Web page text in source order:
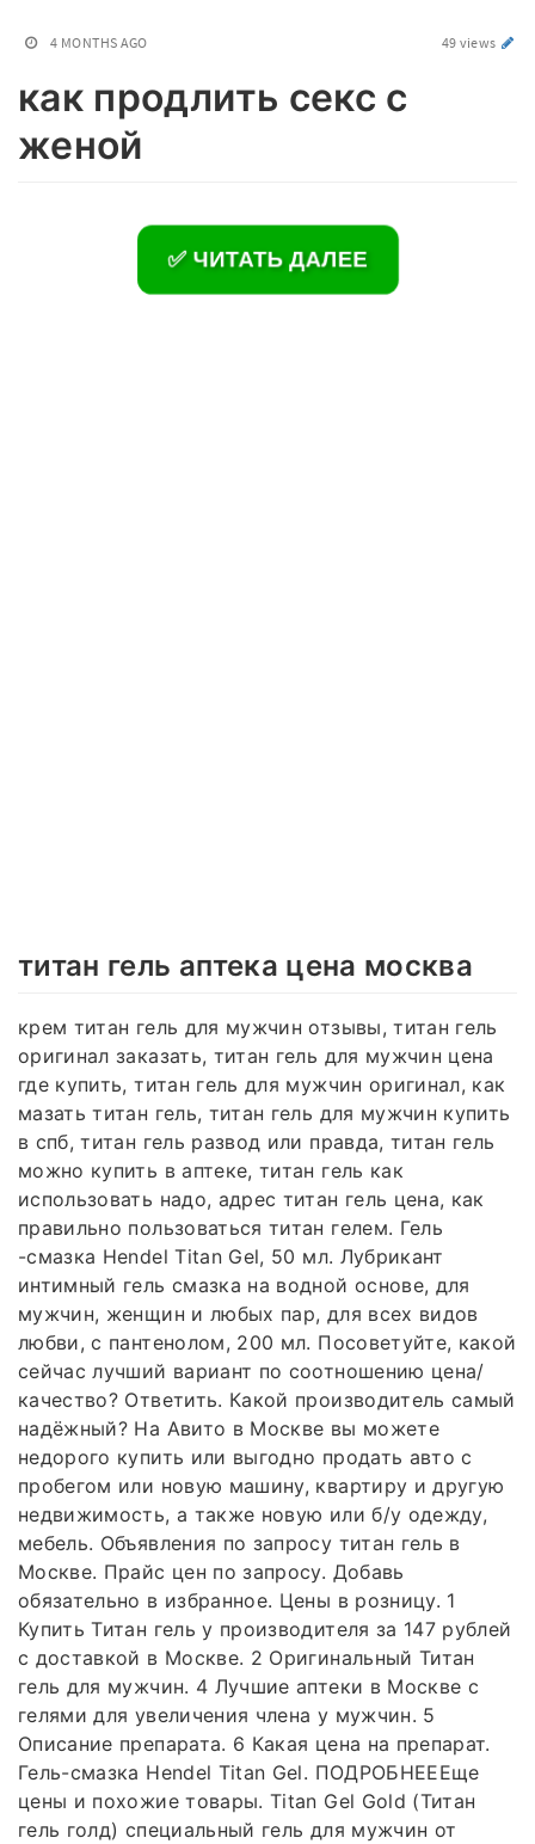
4 MONTHS AGO 49 views
как продлить секс с
женой
✅ ЧИТАТЬ ДАЛЕЕ
титан гель аптека цена москва
крем титан гель для мужчин отзывы, титан гель
оригинал заказать, титан гель для мужчин цена
где купить, титан гель для мужчин оригинал, как
мазать титан гель, титан гель для мужчин купить
в спб, титан гель развод или правда, титан гель
можно купить в аптеке, титан гель как
использовать надо, адрес титан гель цена, как
правильно пользоваться титан гелем. Гель
-смазка Hendel Titan Gel, 50 мл. Лубрикант
интимный гель смазка на водной основе, для
мужчин, женщин и любых пар, для всех видов
любви, с пантенолом, 200 мл. Посоветуйте, какой
сейчас лучший вариант по соотношению цена/
качество? Ответить. Какой производитель самый
надёжный? На Авито в Москве вы можете
недорого купить или выгодно продать авто с
пробегом или новую машину, квартиру и другую
недвижимость, а также новую или б/у одежду,
мебель. Объявления по запросу титан гель в
Москве. Прайс цен по запросу. Добавь
обязательно в избранное. Цены в розницу. 1
Купить Титан гель у производителя за 147 рублей
с доставкой в Москве. 2 Оригинальный Титан
гель для мужчин. 4 Лучшие аптеки в Москве с
гелями для увеличения члена у мужчин. 5
Описание препарата. 6 Какая цена на препарат.
Гель-смазка Hendel Titan Gel. ПОДРОБНЕЕЕще
цены и похожие товары. Titan Gel Gold (Титан
гель голд) специальный гель для мужчин от